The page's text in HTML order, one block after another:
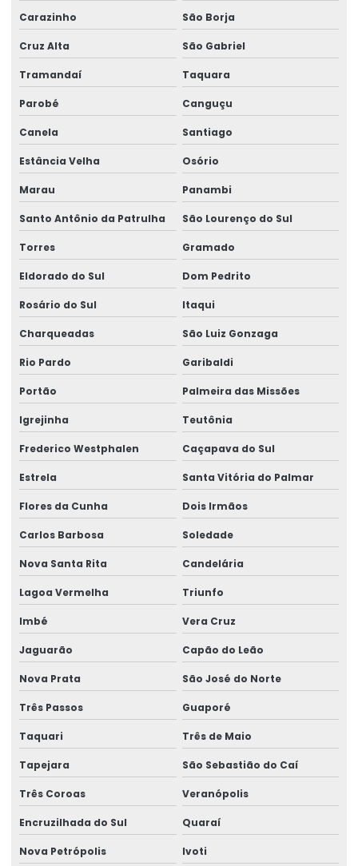
Laboratório de análises acreditado
Laboratório de análises químicas higiene ocupacional
Laboratório com certificação reconhecida
Laboratório certificado pelo inmetro
Laboratório para coleta de swab
Laboratório para ensaios de qualidade
Laboratório especializado em análise de água
Laboratório especializado em análise potabilidade de água
Laboratório especializado em potabilidade de água
Laboratório iso 17025
Laboratório de qualidade do ar
Laboratório que faz análise de água
Laboratório para teste de qualidade da água
Laudo de análise de água
Outorga de poço
Regulamentação consema 355
Serviço de análise de água
Serviço de análise de efluentes
Serviço de análises laboratoriais
Swab para análise microbiológica
Teste de microbiologia em superfícies
Teste nutricional para alimentos e bebidas
Teste de qualidade de alimentos
Carazinho São Borja
Cruz Alta São Gabriel
Tramandaí Taquara
Parobé Canguçu
Canela Santiago
Estância Velha Osório
Marau Panambi
Santo Antônio da Patrulha São Lourenço do Sul
Torres Gramado
Eldorado do Sul Dom Pedrito
Rosário do Sul Itaqui
Charqueadas São Luiz Gonzaga
Rio Pardo Garibaldi
Portão Palmeira das Missões
Igrejinha Teutônia
Frederico Westphalen Caçapava do Sul
Estrela Santa Vitória do Palmar
Flores da Cunha Dois Irmãos
Carlos Barbosa Soledade
Nova Santa Rita Candelária
Lagoa Vermelha Triunfo
Imbé Vera Cruz
Jaguarão Capão do Leão
Nova Prata São José do Norte
Três Passos Guaporé
Taquari Três de Maio
Tapejara São Sebastião do Caí
Três Coroas Veranópolis
Encruzilhada do Sul Quaraí
Nova Petrópolis Ivoti